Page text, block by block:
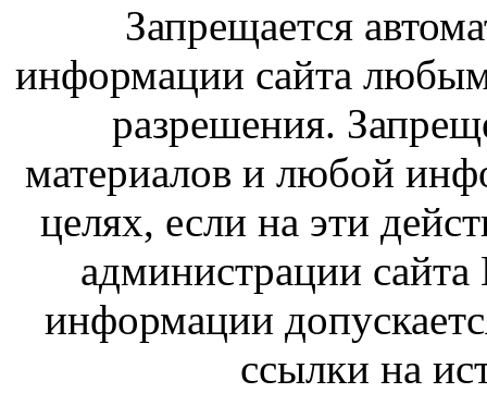
Запрещается
информации сайта
разрешения.
материалов и любой
целях, если на эти
администрации
информации
ссылки на